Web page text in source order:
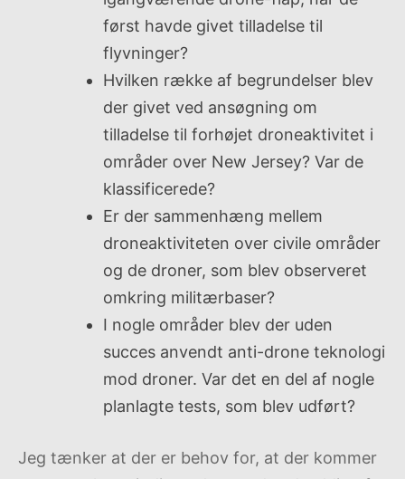
først havde givet tilladelse til
flyvninger?
Hvilken række af begrundelser blev
der givet ved ansøgning om
tilladelse til forhøjet droneaktivitet i
områder over New Jersey? Var de
klassificerede?
Er der sammenhæng mellem
droneaktiviteten over civile områder
og de droner, som blev observeret
omkring militærbaser?
I nogle områder blev der uden
succes anvendt anti-drone teknologi
mod droner. Var det en del af nogle
planlagte tests, som blev udført?
Jeg tænker at der er behov for, at der kommer